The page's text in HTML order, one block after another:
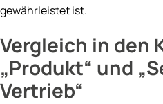
gewährleistet ist.
Vergleich in den
„Produkt“ und
Vertrieb“